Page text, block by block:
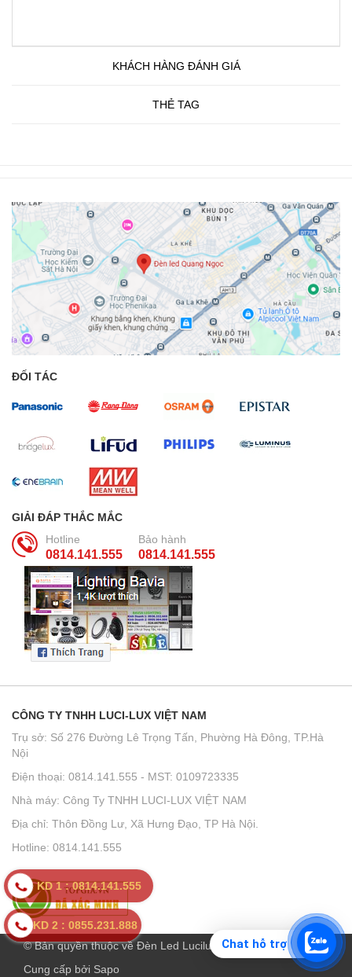
KHÁCH HÀNG ĐÁNH GIÁ
THẺ TAG
ĐỐI TÁC
GIẢI ĐÁP THẮC MẮC
Hotline
0814.141.555
Bảo hành
0814.141.555
CÔNG TY TNHH LUCI-LUX VIỆT NAM
Trụ sở: Số 276 Đường Lê Trọng Tấn, Phường Hà Đông, TP.Hà
Nội
Điện thoại: 0814.141.555 - MST: 0109723335
Nhà máy: Công Ty TNHH LUCI-LUX VIỆT NAM
Địa chỉ: Thôn Đồng Lư, Xã Hưng Đạo, TP Hà Nội.
Hotline: 0814.141.555
© Bản quyền thuộc về Đèn Led Lucilux
Cung cấp bởi Sapo
KD 2 : 0855.231.888
KD 1 : 0814.141.555
Chat hỗ trợ